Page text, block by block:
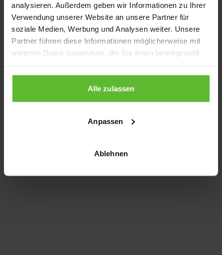
analysieren. Außerdem geben wir Informationen zu Ihrer
Verwendung unserer Website an unsere Partner für
soziale Medien, Werbung und Analysen weiter. Unsere
Partner führen diese Informationen möglicherweise mit
weiteren Daten zusammen, die Sie ihnen bereitgestellt
gesammelt haben.
Alle zulassen
Anpassen
Ablehnen
Application error: a client-side exception has occurred
loading www.kurzwego.de (see the browser console for more
information).